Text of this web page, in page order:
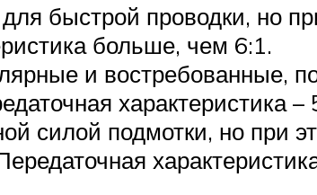
быстрой проводки, но
больше, чем 6:1.
и востребованные,
характеристика –
силой подмотки, но при